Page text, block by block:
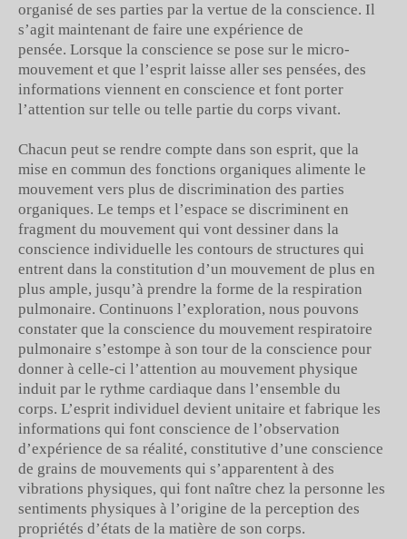
organisé de ses parties par la vertue de la conscience. Il
s’agit maintenant de faire une expérience de
pensée. Lorsque la conscience se pose sur le micro-
mouvement et que l’esprit laisse aller ses pensées, des
informations viennent en conscience et font porter
l’attention sur telle ou telle partie du corps vivant.
Chacun peut se rendre compte dans son esprit, que la
mise en commun des fonctions organiques alimente le
mouvement vers plus de discrimination des parties
organiques. Le temps et l’espace se discriminent en
fragment du mouvement qui vont dessiner dans la
conscience individuelle les contours de structures qui
entrent dans la constitution d’un mouvement de plus en
plus ample, jusqu’à prendre la forme de la respiration
pulmonaire. Continuons l’exploration, nous pouvons
constater que la conscience du mouvement respiratoire
pulmonaire s’estompe à son tour de la conscience pour
donner à celle-ci l’attention au mouvement physique
induit par le rythme cardiaque dans l’ensemble du
corps. L’esprit individuel devient unitaire et fabrique les
informations qui font conscience de l’observation
d’expérience de sa réalité, constitutive d’une conscience
de grains de mouvements qui s’apparentent à des
vibrations physiques, qui font naître chez la personne les
sentiments physiques à l’origine de la perception des
propriétés d’états de la matière de son corps.